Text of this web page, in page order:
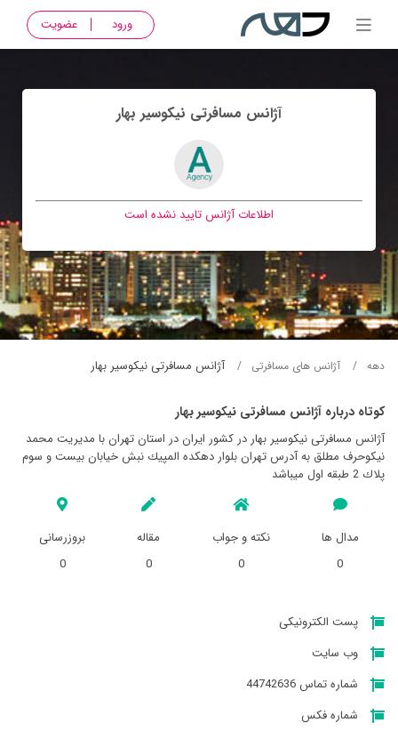
ورود عضویت
آژانس مسافرتی نيکوسير بهار
اطلاعات آژانس تایید نشده است
دهه آژانس های مسافرتی آژانس مسافرتی نيکوسير بهار
کوتاه درباره آژانس مسافرتی نيکوسير بهار
آژانس مسافرتی نيکوسير بهار در کشور ایران در استان تهران با مدیریت محمد
نيكوحرف مطلق به آدرس تهران بلوار دهكده المپيك نبش خيابان بيست و سوم
پلاك 2 طبقه اول میباشد
مدال ها
0
نکته و جواب
0
مقاله
0
بروزرسانی
0
پست الکترونیکی
وب سایت
شماره تماس 44742636
شماره فکس